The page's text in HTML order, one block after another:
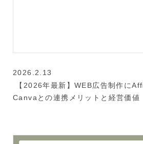
2026.2.13
【2026年最新】WEB広告制作に
Canvaとの連携メリットと経営価値